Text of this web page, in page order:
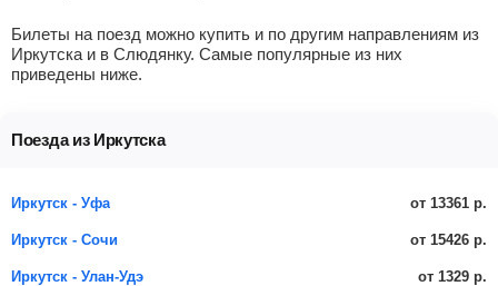
Билеты на поезд можно купить и по другим направлениям из
Иркутска и в Слюдянку. Самые популярные из них
приведены ниже.
Поезда из Иркутска
Иркутск - Уфа от 13361 р.
Иркутск - Сочи от 15426 р.
Иркутск - Улан-Удэ от 1329 р.